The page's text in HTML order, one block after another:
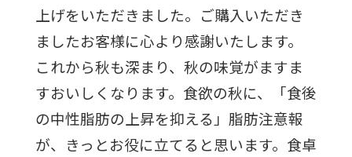
上げをいただきました。ご購入いただき
ましたお客様に心より感謝いたします。
これから秋も深まり、秋の味覚がますま
すおいしくなります。食欲の秋に、「食後
の中性脂肪の上昇を抑える」脂肪注意報
が、きっとお役に立てると思います。食卓